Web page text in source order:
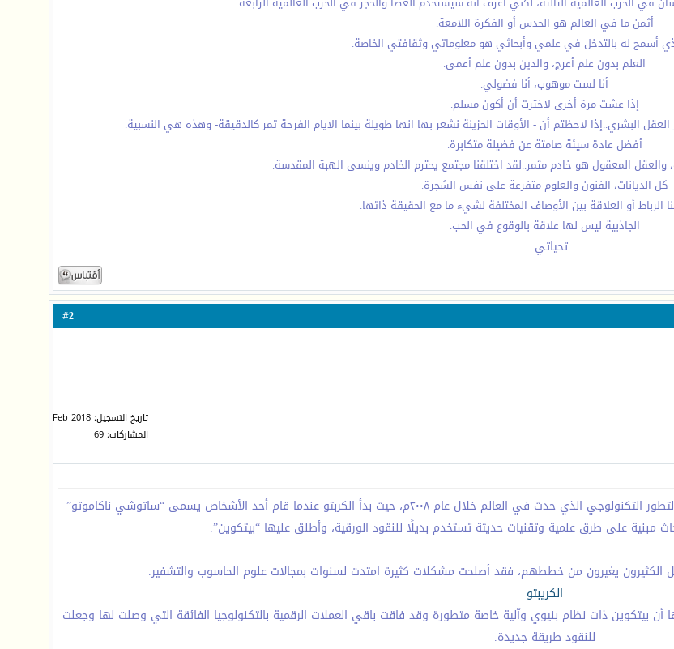
أثمن ما في العالم هو الحدس أو الفكرة اللامعة.
أسمح له بالتدخل في علمي وأبحاثي هو معلوماتي وثقافتي الخاصة.
العلم بدون علم أعرج، والدين بدون علم أعمى.
أنا لست موهوب، أنا فضولي.
إذا عشت مرة أخرى لاخترت أن أكون مسلم.
البشري..إذا لاحظتم أن - الأوقات الحزينة نشعر بها انها طويلة بينما الايام الفرحة تمر كالدقيقة- وهذه هي النسبية.
أفضل عادة سيئة صامتة عن فضيلة متكابرة.
المعقول هو خادم مثمر..لقد اختلقنا مجتمع يحترم الخادم وينسى الهبة المقدسة.
كل الديانات، الفنون والعلوم متفرعة على نفس الشجرة.
الرباط أو العلاقة بين الأوصاف المختلفة لشيء ما مع الحقيقة ذاتها.
الجاذبية ليس لها علاقة بالوقوع في الحب.
تحياتي....
2
تاريخ التسجيل: Feb 2018
المشاركات: 69
ما هو الكريبتو، سؤال يطرحه الكثير من الأشخاص. الكريبتو هو أحد صور التطور التكنولوجي الذي حدث في العالم خلال عام ٢٠٠٨م، حيث بدأ الكربتو عندما قام أحد الأشخاص يسمى “ساتوشي ناكاموتو”
مبنية على طرق علمية وتقنيات حديثة تستخدم بديلًا للنقود الورقية، وأطلق عليها “بيتكوين”.
الكثيرون يغيرون من خططهم، فقد أصلحت مشكلات كثيرة امتدت لسنوات بمجالات علوم الحاسوب والتشفير.
الكريبتو
أن بيتكوين ذات نظام بنيوي وآلية خاصة متطورة وقد فاقت باقي العملات الرقمية بالتكنولوجيا الفائقة التي وصلت لها وجعلت
للنقود طريقة جديدة.